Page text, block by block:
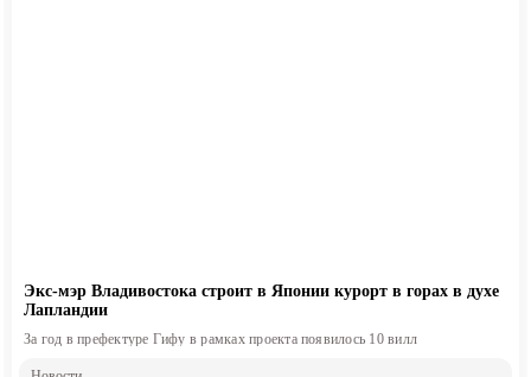
Экс-мэр Владивостока строит в Японии курорт в горах в духе
Лапландии
За год в префектуре Гифу в рамках проекта появилось 10 вилл